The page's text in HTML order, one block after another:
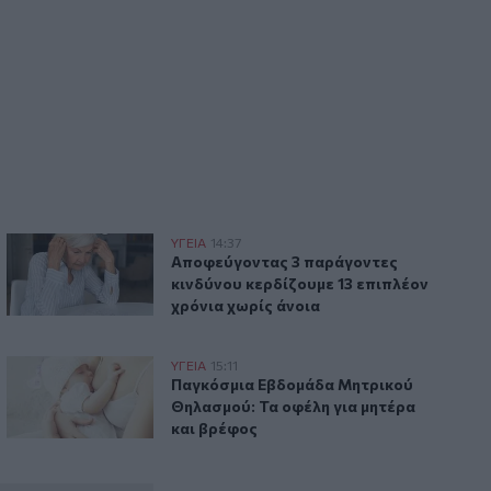
του πνιγμού
για την πρόληψη του πνιγμού
Αποφεύγοντας 3 παράγοντες κινδύνου κερδίζουμε 13
ΥΓΕΙΑ 14:37
Αποφεύγοντας 3 παράγοντες κινδύνου
Αποφεύγοντας 3 παράγοντες
κινδύνου κερδίζουμε 13 επιπλέον
χρόνια χωρίς άνοια
εγκεφαλικό
Παγκόσμια Εβδομάδα Μητρικού Θηλασμού: Τα οφέλη για
ΥΓΕΙΑ 15:11
Παγκόσμια Εβδομάδα Μητρικού
Παγκόσμια Εβδομάδα Μητρικού
Θηλασμού: Τα οφέλη για μητέρα
και βρέφος